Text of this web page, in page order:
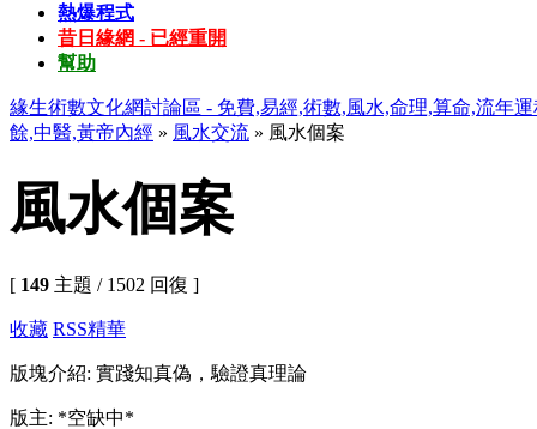
熱爆程式
昔日緣網 - 已經重開
幫助
緣生術數文化網討論區 - 免費,易經,術數,風水,命理,算命,流年
餘,中醫,黃帝內經 » 風水交流 » 風水個案
風水個案
[ 149 主題 / 1502 回復 ]
收藏 RSS精華
版塊介紹: 實踐知真偽，驗證真理論
版主: *空缺中*